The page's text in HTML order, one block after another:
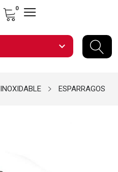
0
expand_more
INOXIDABLE ESPARRAGOS